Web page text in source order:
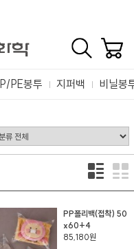
PE봉투 지퍼백 비닐봉
PP폴리백(접착) 50
x60+4
85,180원